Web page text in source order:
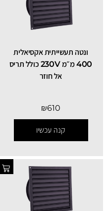
ונטה תעשייתית אקסיאלית
400 מ״מ 230V כולל תריס
אל חוזר
₪610
קנה עכשיו